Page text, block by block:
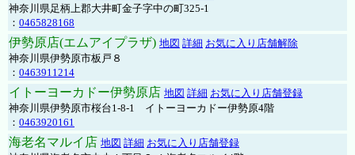
神奈川県足柄上郡大井町金子字中の町325-1
： 0465828168
伊勢原店(エムアイプラザ) 地図 詳細 お気に入り店舗解除
神奈川県伊勢原市板戸８
： 0463911214
イトーヨーカドー伊勢原店 地図 詳細 お気に入り店舗登録
神奈川県伊勢原市桜台1-8-1 イトーヨーカドー伊勢原4階
： 0463920161
海老名マルイ店 地図 詳細 お気に入り店舗登録